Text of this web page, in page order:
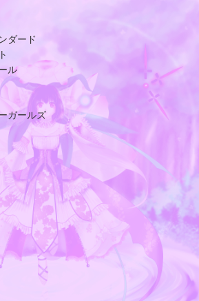
ダード
ル
ガールズ